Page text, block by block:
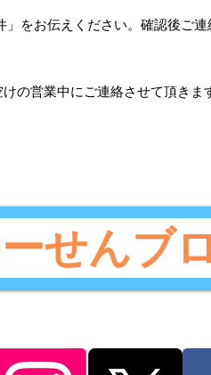
」 をお伝えください。 確認後ご連
の営業中にご連絡させて頂きま
せんブ